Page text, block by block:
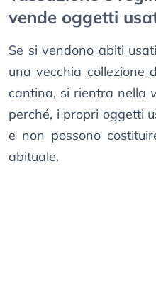
vende oggetti
Se si vendono abiti
una vecchia collezione
cantina, si rientra nella
perché, i propri oggetti
e non possono
abituale.